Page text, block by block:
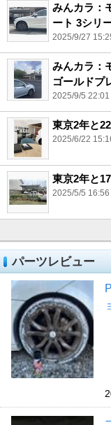
みんカラ：
ート 3シリ
2025/9/27
みんカラ：
ゴールドプ
2025/9/5 22:01
東京2年と
2025/6/22
東京2年と
2025/5/5 16:56
パーツレビュー